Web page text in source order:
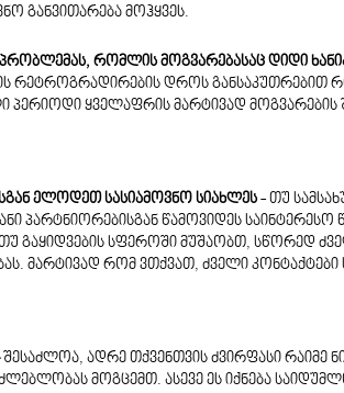
განვითარება მოჰყვეს.
რომლის მოგვარებასაც დიდი
რეტროგრადირების დროს განსაკუთრებით
პერიოდი ყველაფრის მარტივად
ელოდეთ სასიამოვნო სიახლეს - თუ
პარტნიორებისგან წამოვიდეს საინტერესო
გაყიდვების სფეროში მუშაობთ, სწორედ
მარტივად რომ ვთქვათ, ძველი კონტაქტები
შესაძლოა, ადრე თქვენთვის ძვირფასი რაიმე
მოგცემთ. ასევე ეს იქნება